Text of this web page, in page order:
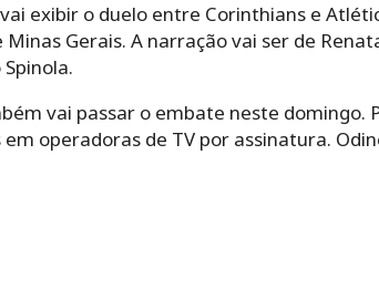
exibir o duelo entre Corinthians e
Minas Gerais. A narração vai ser de
vai passar o embate neste domingo.
operadoras de TV por assinatura.